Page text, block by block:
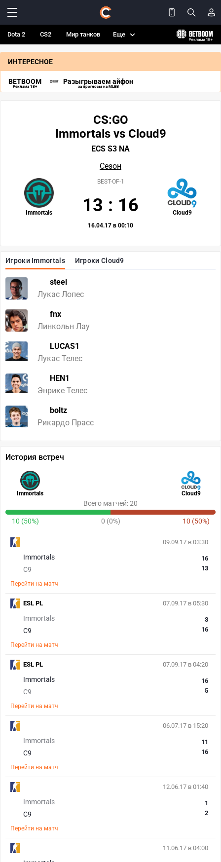
Dota 2 CS2 Мир танков Еще
ИНТЕРЕСНОЕ
BETBOOM
Реклама 18+
Разыгрываем айфон
за прогнозы на MLBB
Игроки Immortals Игроки Cloud9
steel
Лукас Лопес
fnx
Линкольн Лау
LUCAS1
Лукас Телес
HEN1
Энрике Телес
boltz
Рикардо Прасс
CS:GO
Immortals vs Cloud9
ECS S3 NA
Сезон
Immortals Cloud9
BEST-OF-1
13 : 16
16.04.17 в 00:10
История встреч
Immortals Cloud9
Всего матчей: 20
10 (50%) 0 (0%) 10 (50%)
09.09.17 в 03:30
Immortals
C9
16
13
Перейти на матч
07.09.17 в 05:30
Immortals
C9
3
16
Перейти на матч
ESL PL
07.09.17 в 04:20
Immortals
C9
16
5
Перейти на матч
ESL PL
06.07.17 в 15:20
Immortals
C9
11
16
Перейти на матч
12.06.17 в 01:40
Immortals
C9
1
2
Перейти на матч
11.06.17 в 04:00